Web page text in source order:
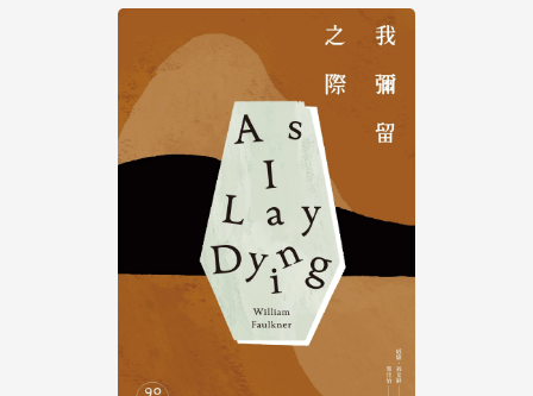
查詢
【公告】因 Readmoo 讀墨系統維護中，本站同步暫
停部分閱讀服務